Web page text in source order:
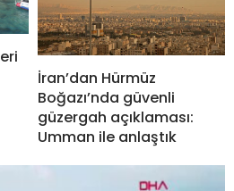
İran’dan Hürmüz
Boğazı’nda güvenli
güzergah açıklaması:
Umman ile anlaştık